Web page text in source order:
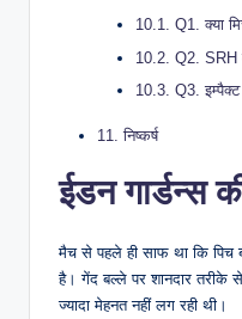
10.1. Q1. क्या
10.2. Q2. SRH
10.3. Q3.
11. निष्कर्ष
ईडन गार्डन्स
मैच से पहले ही साफ था कि पिच
है। गेंद बल्ले पर शानदार तरीके
ज्यादा मेहनत नहीं लग रही थी।